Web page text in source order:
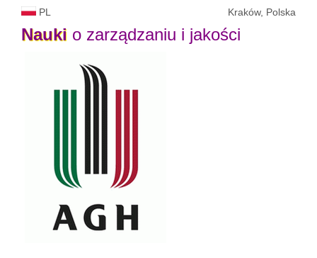
PL Kraków, Polska
Nauki o zarządzaniu i jakości